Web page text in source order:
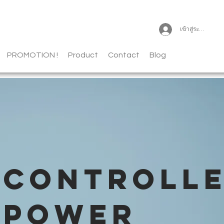
เข้าสู่ระบบ
PROMOTION ! Product Contact Blog
POWER